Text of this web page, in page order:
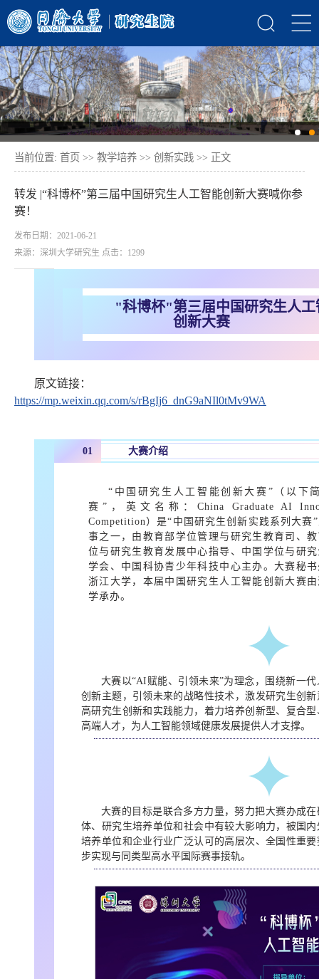
当前位置: 首页 >> 教学培养 >> 创新实践 >> 正文
转发 |“科博杯”第三届中国研究生人工智能创新大赛喊你参
赛！
发布日期：2021-06-21
来源：深圳大学研究生 点击： 1299
"科博杯"第三届中国研究生人工
创新大赛
原文链接：
https://mp.weixin.qq.com/s/rBgIj6_dnG9aNIl0tMv9WA
01 大赛介绍
“中国研究生人工智能创新大赛”（以下
赛”，英文名称：China Graduate AI
Competition）是“中国研究生创新实践系列大赛
事之一，由教育部学位管理与研究生教育司、
位与研究生教育发展中心指导、中国学位与研
学会、中国科协青少年科技中心主办。大赛秘
浙江大学，本届中国研究生人工智能创新大赛
学承办。
大赛以“AI赋能、引领未来”为理念，围绕新一代
创新主题，引领未来的战略性技术，激发研究生创新
高研究生创新和实践能力，着力培养创新型、复合
高端人才，为人工智能领域健康发展提供人才支撑。
大赛的目标是联合多方力量，努力把大赛办成在
体、研究生培养单位和社会中有较大影响力，被国内
培养单位和企业行业广泛认可的高层次、全国性重要
步实现与同类型高水平国际赛事接轨。